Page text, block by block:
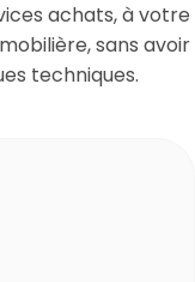
achats, à votre
sans avoir
techniques.